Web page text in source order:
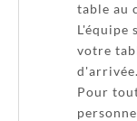
table au
L'équipe
votre
d'arrivée.
Pour